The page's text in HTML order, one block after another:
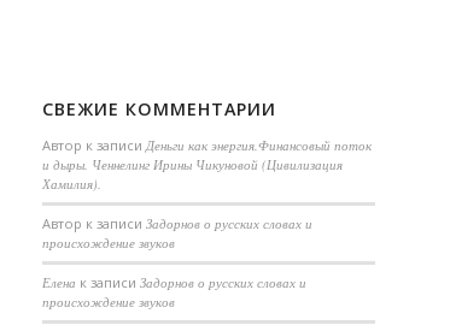
СВЕЖИЕ КОММЕНТАРИИ
Автор к записиДеньги как энергия.Финансовый поток
и дыры. Ченнелинг Ирины Чикуновой (Цивилизация
Хамилия).
Aвтор к записиЗадорнов о русских словах и
происхождение звуков
Елена к записиЗадорнов о русских словах и
происхождение звуков